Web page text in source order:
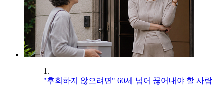
1.
"후회하지 않으려면" 60세 넘어 끊어내야 할 사람